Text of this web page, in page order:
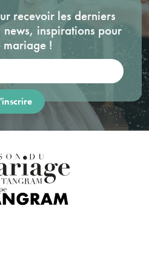
recevoir les derniers
news, inspirations pour
mariage !